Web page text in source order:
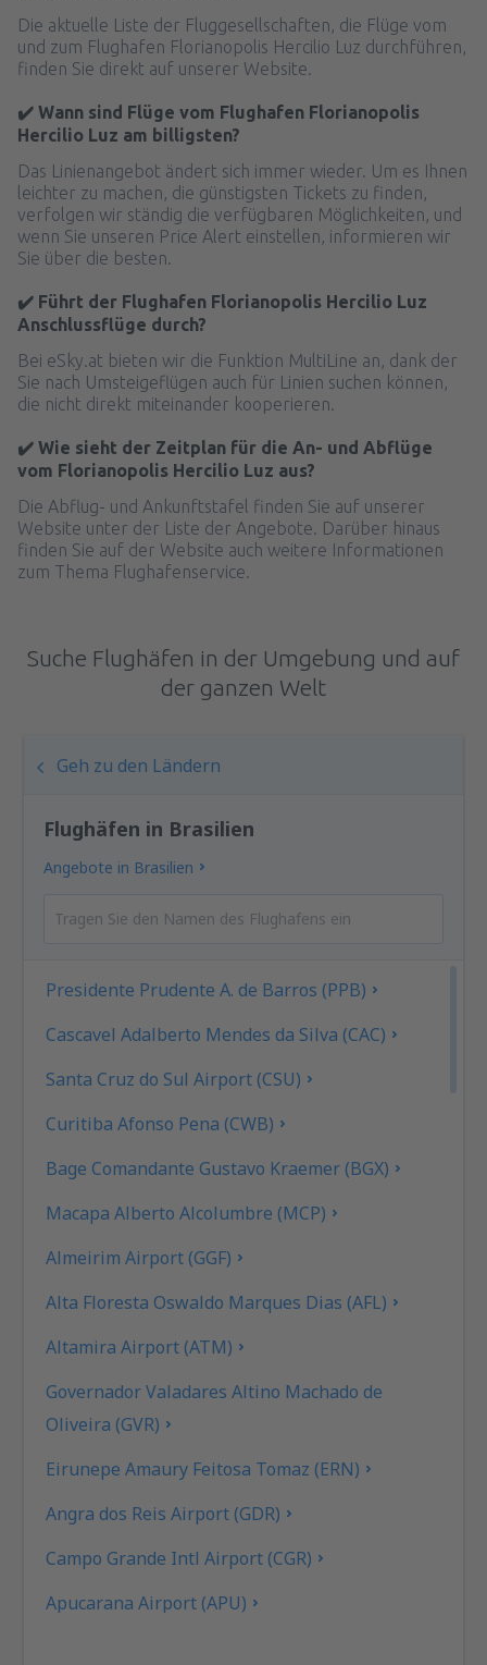
Die aktuelle Liste der Fluggesellschaften, die Flüge vom
und zum Flughafen Florianopolis Hercilio Luz durchführen,
finden Sie direkt auf unserer Website.
✔️ Wann sind Flüge vom Flughafen Florianopolis
Hercilio Luz am billigsten?
Das Linienangebot ändert sich immer wieder. Um es Ihnen
leichter zu machen, die günstigsten Tickets zu finden,
verfolgen wir ständig die verfügbaren Möglichkeiten, und
wenn Sie unseren Price Alert einstellen, informieren wir
Sie über die besten.
✔️ Führt der Flughafen Florianopolis Hercilio Luz
Anschlussflüge durch?
Bei eSky.at bieten wir die Funktion MultiLine an, dank der
Sie nach Umsteigeflügen auch für Linien suchen können,
die nicht direkt miteinander kooperieren.
✔️ Wie sieht der Zeitplan für die An- und Abflüge
vom Florianopolis Hercilio Luz aus?
Die Abflug- und Ankunftstafel finden Sie auf unserer
Website unter der Liste der Angebote. Darüber hinaus
finden Sie auf der Website auch weitere Informationen
zum Thema Flughafenservice.
Suche Flughäfen in der Umgebung und auf
der ganzen Welt
Geh zu den Ländern
Flughäfen in Brasilien
Angebote in Brasilien
Presidente Prudente A. de Barros (PPB)
Cascavel Adalberto Mendes da Silva (CAC)
Santa Cruz do Sul Airport (CSU)
Curitiba Afonso Pena (CWB)
Bage Comandante Gustavo Kraemer (BGX)
Macapa Alberto Alcolumbre (MCP)
Almeirim Airport (GGF)
Alta Floresta Oswaldo Marques Dias (AFL)
Altamira Airport (ATM)
Governador Valadares Altino Machado de
Oliveira (GVR)
Eirunepe Amaury Feitosa Tomaz (ERN)
Angra dos Reis Airport (GDR)
Campo Grande Intl Airport (CGR)
Apucarana Airport (APU)